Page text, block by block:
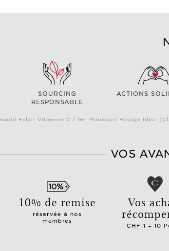
SOURCING
RESPONSABLE
ACTIONS
Eclair Vitamine C / Gel Moussant Rasage Idéal
VOS
10% de remise
réservée à nos
membres
Vos
CHF 1 = 10